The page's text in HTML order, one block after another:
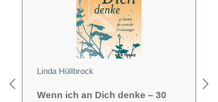
Linda Hüllbrock
Wenn ich an Dich denke – 30